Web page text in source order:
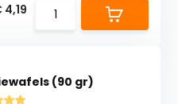
4,19
(90 gr)